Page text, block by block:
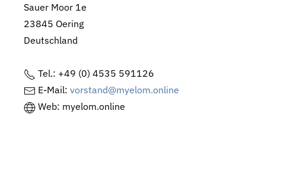
Sauer Moor 1e
23845 Oering
Deutschland
Tel.: +49 (0) 4535 591126
E-Mail: vorstand@myelom.online
Web: myelom.online